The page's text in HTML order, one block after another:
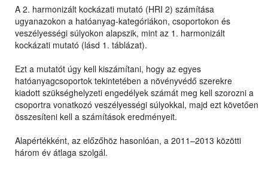
A 2. harmonizált kockázati mutató (HRI 2) számítása
ugyanazokon a hatóanyag-kategóriákon, csoportokon és
veszélyességi súlyokon alapszik, mint az 1. harmonizált
kockázati mutató (lásd 1. táblázat).
Ezt a mutatót úgy kell kiszámítani, hogy az egyes
hatóanyagcsoportok tekintetében a növényvédő szerekre
kiadott szükséghelyzeti engedélyek számát meg kell szorozni a
csoportra vonatkozó veszélyességi súlyokkal, majd ezt követően
összesíteni kell a számítások eredményeit.
Alapértékként, az előzőhöz hasonlóan, a 2011–2013 közötti
három év átlaga szolgál.